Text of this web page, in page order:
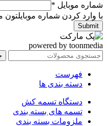
شماره موبایل *
با وارد کردن شماره
Submit
powered by toonmedia
فهرست
دسته بندی ها
دستگاه تسمه کش
تسمه های بسته بندی
ملزومات بسته بندی